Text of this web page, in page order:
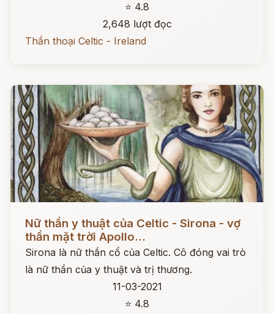
⭐ 4.8
2,648 lượt đọc
Thần thoại Celtic - Ireland
Nữ thần y thuật của Celtic - Sirona - vợ
thần mặt trời Apollo...
Sirona là nữ thần cổ của Celtic. Cô đóng vai trò
là nữ thần của y thuật và trị thương.
11-03-2021
⭐ 4.8